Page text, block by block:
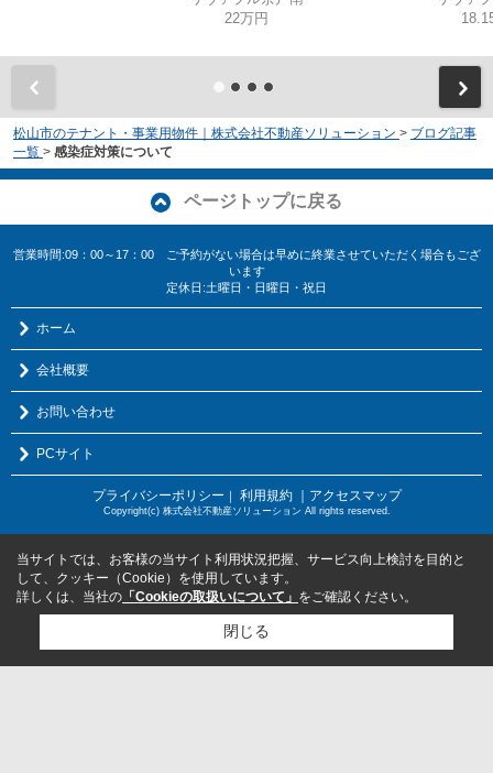
22万円
松山市のテナント・事業用物件｜株式会社不動産ソリューション > ブログ記事
一覧 > 感染症対策について
ページトップに戻る
営業時間:09：00～17：00 ご予約がない場合は早めに終業させていただく場合もござ
います
定休日:土曜日・日曜日・祝日
ホーム
会社概要
お問い合わせ
PCサイト
プライバシーポリシー 利用規約 ｜アクセスマップ
Copyright(c) 株式会社不動産ソリューション All rights reserved.
当サイトでは、お客様の当サイト利用状況把握、サービス向上検討を目的と
して、クッキー（Cookie）を使用しています。
詳しくは、当社の 「Cookieの取扱いについて」 をご確認ください。
閉じる